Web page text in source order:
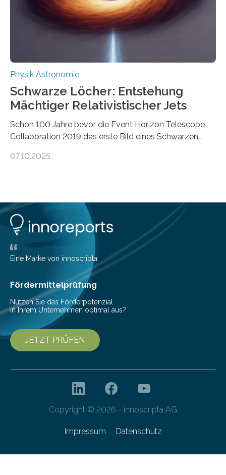
Wärmekraftmaschinen: Sie wandeln thermische
Energie in mechanische Bewegung um – oder anders
ausgedrückt, Wärme in Bewegung. In
quantenmechanischen Experimenten ist es in den…
Physik Astronomie
Schwarze Löcher: Entstehung
Mächtiger Relativistischer Jets
Schon 100 Jahre bevor die Event Horizon Telescope
Collaboration 2019 das erste Bild eines Schwarzen
hatte der Astronom Heber Curtis einen seltsamen
werden auch von anderen Schwarzen Löchern
ausgeschickt. Theoretische Astrophysiker der Goethe-
Universität haben jetzt einen numerischen Code
entwickelt, mit dem sie mathematisch hoch präzise
beschreiben…
07.10.2025
Eine Marke von innoscripta
Fördermittelprüfung
Nutzen Sie das Förderpotenzial
in Ihrem Unternehmen optimal aus?
JETZT PRÜFEN
Copyright © 2026 - innoscripta AG
Impressum Datenschutz